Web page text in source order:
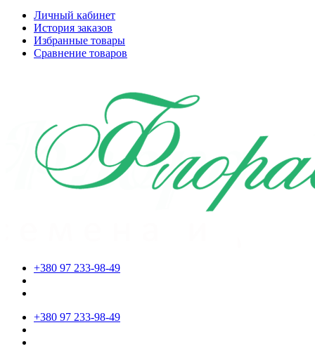
Личный кабинет
История заказов
Избранные товары
Сравнение товаров
+380 97 233-98-49
+380 97 233-98-49